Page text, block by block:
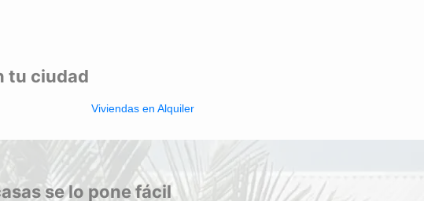
tu ciudad
Viviendas en Alquiler
se lo pone fácil